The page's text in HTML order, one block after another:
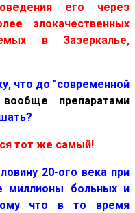
его через
злокачественных
в Зазеркалье,
что до "современной
препаратами
тот же самый!
20-ого века при
миллионы больных и
что в то время